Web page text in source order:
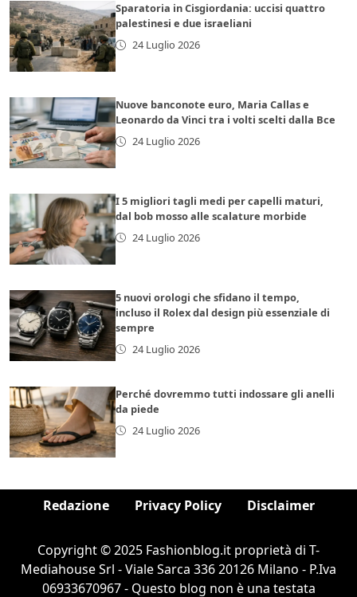
Sparatoria in Cisgiordania: uccisi quattro
palestinesi e due israeliani
24 Luglio 2026
Nuove banconote euro, Maria Callas e
Leonardo da Vinci tra i volti scelti dalla Bce
24 Luglio 2026
I 5 migliori tagli medi per capelli maturi,
dal bob mosso alle scalature morbide
24 Luglio 2026
5 nuovi orologi che sfidano il tempo,
incluso il Rolex dal design più essenziale di
sempre
24 Luglio 2026
Perché dovremmo tutti indossare gli anelli
da piede
24 Luglio 2026
Redazione Privacy Policy Disclaimer
Copyright © 2025 Fashionblog.it proprietà di T-
Mediahouse Srl - Viale Sarca 336 20126 Milano - P.Iva
06933670967 - Questo blog non è una testata